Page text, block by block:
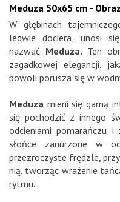
Meduza 50x65 cm -
W głębinach
ledwie dociera, unosi
nazwać Meduza. Ten
zagadkowej elegancji,
powoli porusza się w
Meduza mieni się gamą
się pochodzić z innego
odcieniami pomarańczu i
słońce zanurzone w
przezroczyste frędzle,
nią, tworząc wrażenie
rytmu.